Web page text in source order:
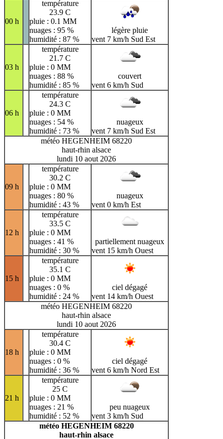
00 h
température
23.9 C
pluie : 0.1 MM
nuages : 95 %
humidité : 87 %
légère pluie
vent 7 km/h Sud Est
03 h
température
21.7 C
pluie : 0 MM
nuages : 88 %
humidité : 85 %
couvert
vent 6 km/h Sud
06 h
température
24.3 C
pluie : 0 MM
nuages : 54 %
humidité : 73 %
nuageux
vent 7 km/h Sud Est
météo HEGENHEIM 68220
haut-rhin alsace
lundi 10 aout 2026
09 h
température
30.2 C
pluie : 0 MM
nuages : 80 %
humidité : 43 %
nuageux
vent 0 km/h Est
12 h
température
33.5 C
pluie : 0 MM
nuages : 41 %
humidité : 30 %
partiellement nuageux
vent 15 km/h Ouest
15 h
température
35.1 C
pluie : 0 MM
nuages : 0 %
humidité : 24 %
ciel dégagé
vent 14 km/h Ouest
météo HEGENHEIM 68220
haut-rhin alsace
lundi 10 aout 2026
18 h
température
30.4 C
pluie : 0 MM
nuages : 0 %
humidité : 36 %
ciel dégagé
vent 6 km/h Nord Est
21 h
température
25 C
pluie : 0 MM
nuages : 21 %
humidité : 52 %
peu nuageux
vent 3 km/h Sud
météo HEGENHEIM 68220
haut-rhin alsace